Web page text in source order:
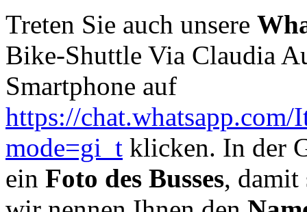
Treten Sie auch unsere
Bike-Shuttle Via Claudia
Smartphone auf
https://
mode=gi_t klicken. In der
ein Foto des Busses, damit